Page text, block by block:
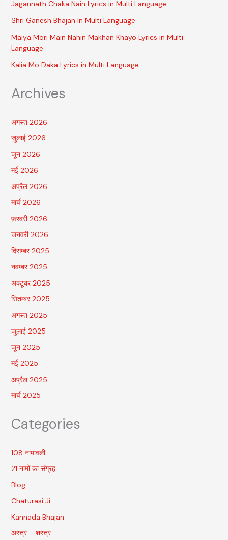
Jagannath Chaka Nain Lyrics in Multi Language
Shri Ganesh Bhajan In Multi Language
Maiya Mori Main Nahin Makhan Khayo Lyrics in Multi
Language
Kalia Mo Daka Lyrics in Multi Language
Archives
अगस्त 2026
जुलाई 2026
जून 2026
मई 2026
अप्रैल 2026
मार्च 2026
फ़रवरी 2026
जनवरी 2026
दिसम्बर 2025
नवम्बर 2025
अक्टूबर 2025
सितम्बर 2025
अगस्त 2025
जुलाई 2025
जून 2025
मई 2025
अप्रैल 2025
मार्च 2025
Categories
108 नामावली
21 नामों का संग्रह
Blog
Chaturasi Ji
Kannada Bhajan
अस्त्र – शस्त्र